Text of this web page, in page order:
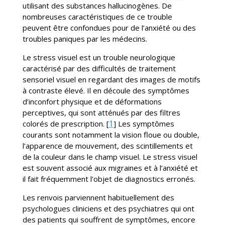
utilisant des substances hallucinogènes. De
nombreuses caractéristiques de ce trouble
peuvent être confondues pour de l’anxiété ou des
troubles paniques par les médecins.
Le stress visuel est un trouble neurologique
caractérisé par des difficultés de traitement
sensoriel visuel en regardant des images de motifs
à contraste élevé. Il en découle des symptômes
d’inconfort physique et de déformations
perceptives, qui sont atténués par des filtres
colorés de prescription. [1] Les symptômes
courants sont notamment la vision floue ou double,
l’apparence de mouvement, des scintillements et
de la couleur dans le champ visuel. Le stress visuel
est souvent associé aux migraines et à l’anxiété et
il fait fréquemment l’objet de diagnostics erronés.
Les renvois parviennent habituellement des
psychologues cliniciens et des psychiatres qui ont
des patients qui souffrent de symptômes, encore